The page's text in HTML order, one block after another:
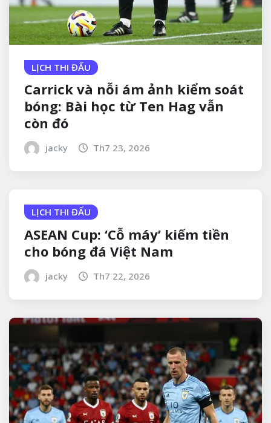
LỊCH THI ĐẤU
Carrick và nỗi ám ảnh kiểm soát
bóng: Bài học từ Ten Hag vẫn
còn đó
jacky Th7 23, 2026
LỊCH THI ĐẤU
ASEAN Cup: ‘Cỗ máy’ kiếm tiền
cho bóng đá Việt Nam
jacky Th7 22, 2026